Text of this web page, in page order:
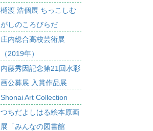
樋渡 浩個展 ちっこしむ
がしのころびらだ
庄内総合高校芸術展
（2019年）
内藤秀因記念第21回水彩
画公募展 入賞作品展
Shonai Art Collection
つちだよしはる絵本原画
展「みんなの図書館